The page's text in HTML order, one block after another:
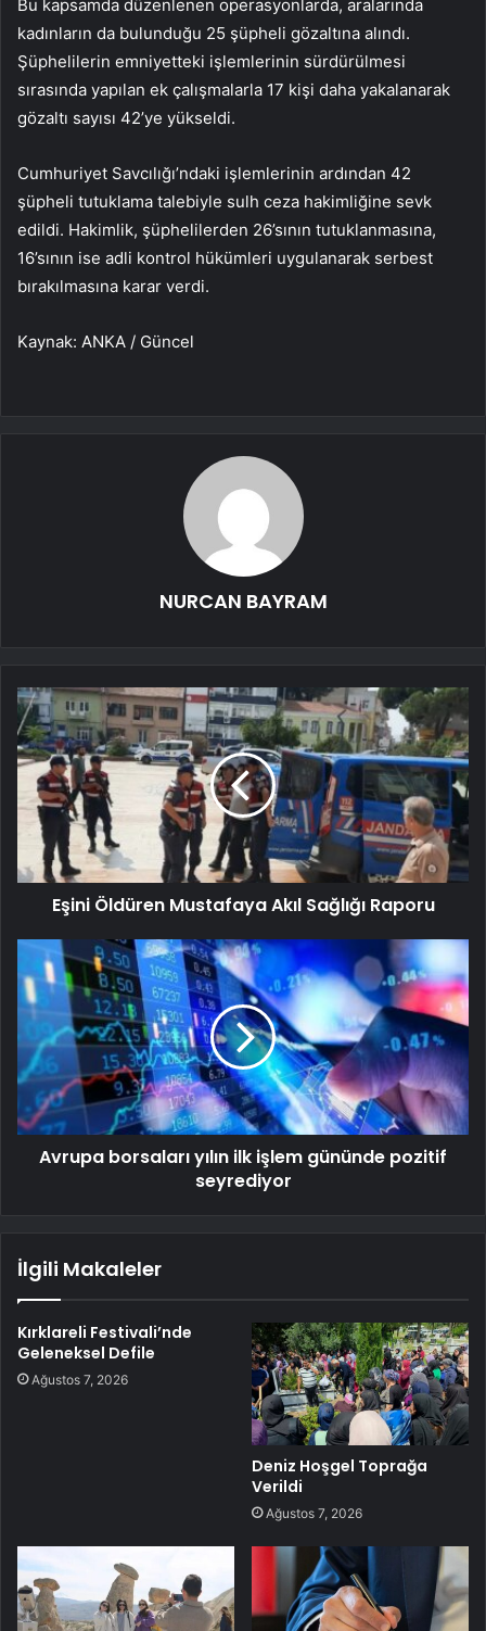
Bu kapsamda düzenlenen operasyonlarda, aralarında
kadınların da bulunduğu 25 şüpheli gözaltına alındı.
Şüphelilerin emniyetteki işlemlerinin sürdürülmesi
sırasında yapılan ek çalışmalarla 17 kişi daha yakalanarak
gözaltı sayısı 42’ye yükseldi.
Cumhuriyet Savcılığı’ndaki işlemlerinin ardından 42
şüpheli tutuklama talebiyle sulh ceza hakimliğine sevk
edildi. Hakimlik, şüphelilerden 26’sının tutuklanmasına,
16’sının ise adli kontrol hükümleri uygulanarak serbest
bırakılmasına karar verdi.
Kaynak: ANKA / Güncel
NURCAN BAYRAM
Eşini Öldüren Mustafaya Akıl Sağlığı Raporu
Avrupa borsaları yılın ilk işlem gününde pozitif
seyrediyor
İlgili Makaleler
Kırklareli Festivali’nde
Geleneksel Defile
Ağustos 7, 2026
Deniz Hoşgel Toprağa
Verildi
Ağustos 7, 2026